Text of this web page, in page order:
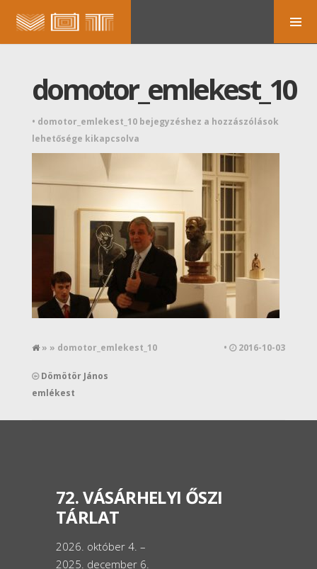
domotor_emlekest_10
• domotor_emlekest_10 bejegyzéshez a hozzászólások
lehetősége kikapcsolva
» » domotor_emlekest_10 • 2016-10-03
Dömötör János
emlékest
72. VÁSÁRHELYI ŐSZI
TÁRLAT
2026. október 4. –
2025. december 6.